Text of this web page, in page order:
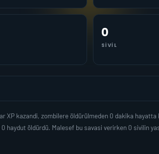
0
SIVIL
XP kazandi, zombilere öldürülmeden 0 dakika
haydut öldürdü. Malesef bu savasi verirken 0 sivilin